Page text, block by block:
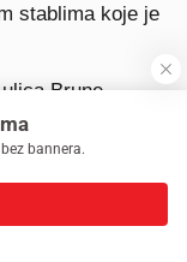
stablima koje je
Brune
cestu i tako
pješaka.
Imotskog, Trilja,
premještati
bannera.